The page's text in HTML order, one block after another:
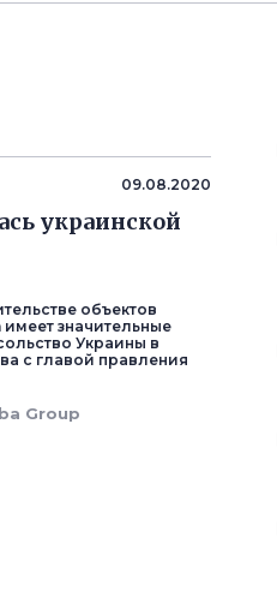
09.08.2020
украинской
объектов
значительные
Украины в
с главой правления
Group